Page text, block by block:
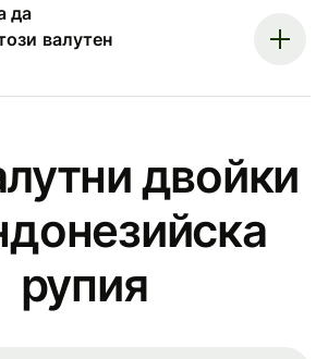
да
валутен
двойки
рупия